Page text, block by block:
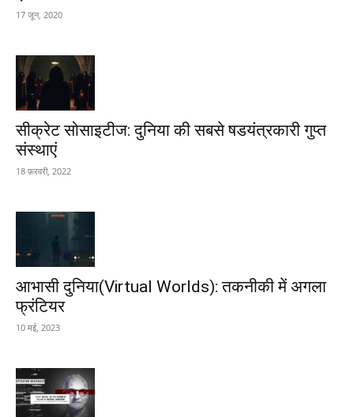
17 जून, 2020
सीक्रेट सोसाइटीज: दुनिया की सबसे षडयंत्रकारी गुप्त
संस्थाएं
18 फ़रवरी, 2022
आभासी दुनिया(Virtual Worlds): तकनीकी में अगला
फ्रंटियर
10 मई, 2023